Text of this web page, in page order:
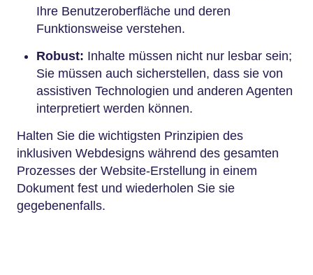
Ihre Benutzeroberfläche und deren
Funktionsweise verstehen.
Robust: Inhalte müssen nicht nur lesbar sein;
Sie müssen auch sicherstellen, dass sie von
assistiven Technologien und anderen Agenten
interpretiert werden können.
Halten Sie die wichtigsten Prinzipien des
inklusiven Webdesigns während des gesamten
Prozesses der Website-Erstellung in einem
Dokument fest und wiederholen Sie sie
gegebenenfalls.